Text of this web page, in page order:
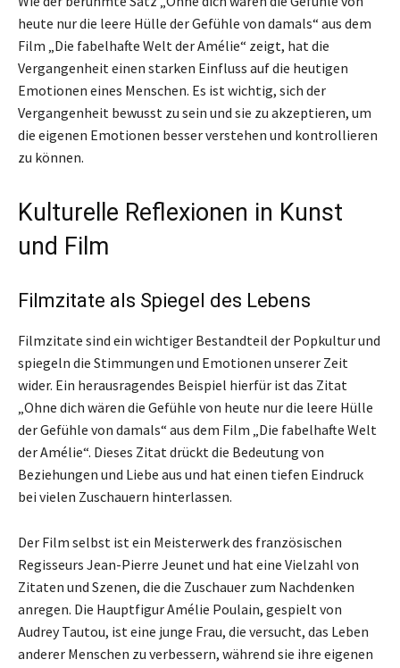
heute nur die leere Hülle der Gefühle von damals“ aus dem
Film „Die fabelhafte Welt der Amélie“ zeigt, hat die
Vergangenheit einen starken Einfluss auf die heutigen
Emotionen eines Menschen. Es ist wichtig, sich der
Vergangenheit bewusst zu sein und sie zu akzeptieren, um
die eigenen Emotionen besser verstehen und kontrollieren
zu können.
Kulturelle Reflexionen in Kunst
und Film
Filmzitate als Spiegel des Lebens
Filmzitate sind ein wichtiger Bestandteil der Popkultur und
spiegeln die Stimmungen und Emotionen unserer Zeit
wider. Ein herausragendes Beispiel hierfür ist das Zitat
„Ohne dich wären die Gefühle von heute nur die leere Hülle
der Gefühle von damals“ aus dem Film „Die fabelhafte Welt
der Amélie“. Dieses Zitat drückt die Bedeutung von
Beziehungen und Liebe aus und hat einen tiefen Eindruck
bei vielen Zuschauern hinterlassen.
Der Film selbst ist ein Meisterwerk des französischen
Regisseurs Jean-Pierre Jeunet und hat eine Vielzahl von
Zitaten und Szenen, die die Zuschauer zum Nachdenken
anregen. Die Hauptfigur Amélie Poulain, gespielt von
Audrey Tautou, ist eine junge Frau, die versucht, das Leben
anderer Menschen zu verbessern, während sie ihre eigenen